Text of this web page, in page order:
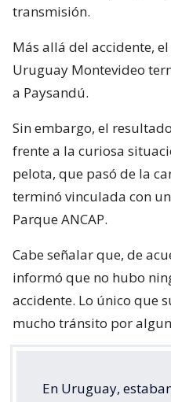
transmisión.
Más allá del accidente,
Uruguay Montevideo
a Paysandú.
Sin embargo, el
frente a la curiosa
pelota, que pasó de la
terminó vinculada con
Parque ANCAP.
Cabe señalar que, de
informó que no hubo
accidente. Lo único que
mucho tránsito por
En Uruguay,